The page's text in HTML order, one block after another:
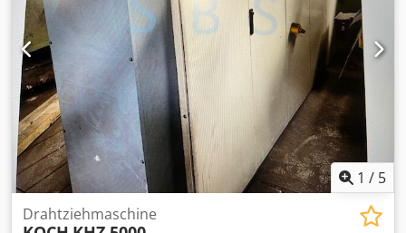
1 / 5
Drahtziehmaschine